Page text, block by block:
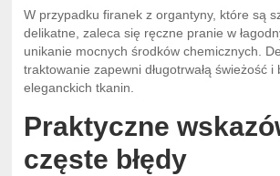
W przypadku firanek z organtyny, które są
delikatne, zaleca się ręczne pranie w
unikanie mocnych środków chemicznych.
traktowanie zapewni długotrwałą świeżość i
eleganckich tkanin.
Praktyczne
częste błędy